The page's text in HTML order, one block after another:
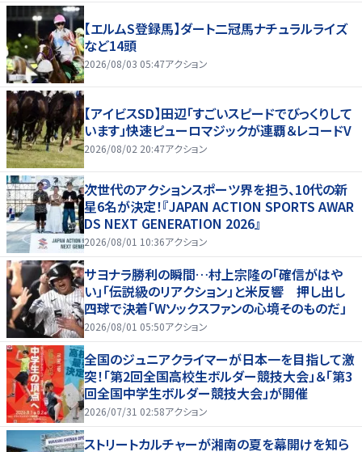
【エルムS登録馬】ダート二冠馬ナチュラルライズ
など14頭
2026/08/03 05:47アクション
【アイビスSD】田辺「すごいスピードでびっくりして
います」快速ピューロマジックが連覇＆レコードV
2026/08/02 20:47アクション
次世代のアクションスポーツ界を担う、10代の新
星6名が決定！『JAPAN ACTION SPORTS AWAR
DS NEXT GENERATION 2026』
2026/08/01 10:36アクション
サヨナラ勝利の瞬間…村上宗隆の「確信がはや
い」「伝説級のリアクション」と米反響 押し出し
四球で決着「Wソックスファンの心境そのものだ」
2026/08/01 05:50アクション
全国のジュニアクライマーが日本一を目指して激
突！「第2回全国高校生ボルダー競技大会」＆「第3
回全国中学生ボルダー競技大会」が開催
2026/07/31 02:58アクション
ストリートカルチャーが湘南の夏を幕開けを知ら